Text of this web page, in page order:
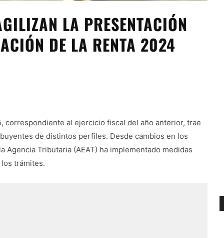
LA PRESENTACIÓN
DE LA RENTA 2024
correspondiente al ejercicio fiscal del año anterior, trae
de distintos perfiles. Desde cambios en los
Tributaria (AEAT) ha implementado medidas
trámites.